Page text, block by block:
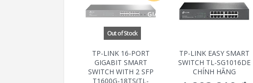
GIÁ!
TP-LINK 16-PORT
GIGABIT SMART
SWITCH WITH 2 SFP
T1600G-18TS(TL-
TP-LINK EASY SMART
SWITCH TL-SG1016DE
CHÍNH HÃNG